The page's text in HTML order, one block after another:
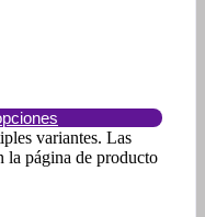
variantes. Las
la página de producto